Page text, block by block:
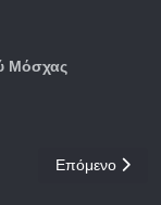
Μόσχας
η Μορφογένεση
Επόμενο
Επόμενο